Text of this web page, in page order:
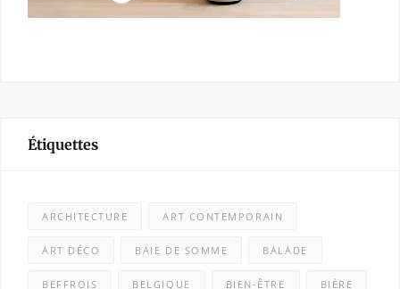
Étiquettes
ARCHITECTURE ART CONTEMPORAIN
ART DÉCO BAIE DE SOMME BALADE
BEFFROIS BELGIQUE BIEN-ÊTRE BIÈRE